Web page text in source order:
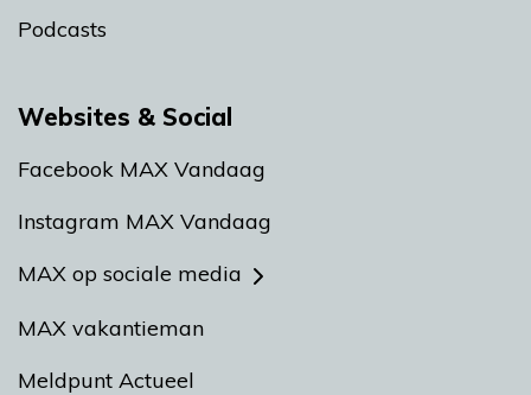
Podcasts
Websites & Social
Facebook MAX Vandaag
Instagram MAX Vandaag
MAX op sociale media
MAX vakantieman
Meldpunt Actueel